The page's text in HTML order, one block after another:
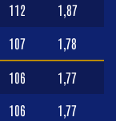
112 1,87
107 1,78
106 1,77
106 1,77